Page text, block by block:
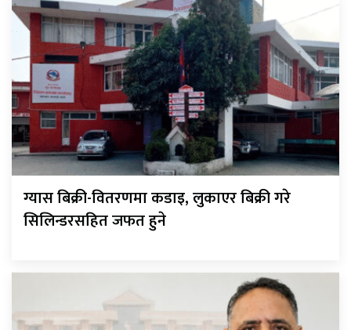
ग्यास बिक्री-वितरणमा कडाइ, लुकाएर बिक्री गरे
सिलिन्डरसहित जफत हुने